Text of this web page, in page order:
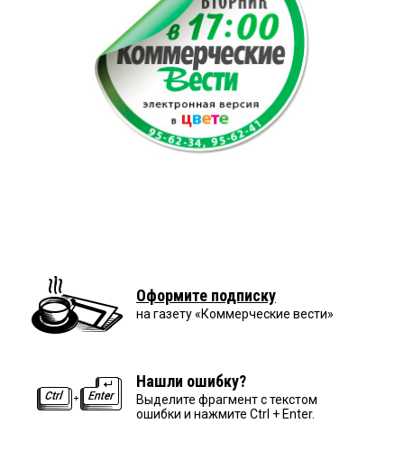
Оформите подписку
на газету «Коммерческие вести»
Нашли ошибку?
Выделите фрагмент с текстом
ошибки и нажмите Ctrl + Enter.